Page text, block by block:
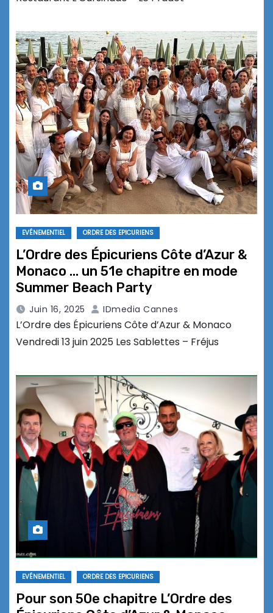
EVÉNEMENTIEL ORDRE DES EPICURIENS
L’Ordre des Épicuriens Côte d’Azur &
Monaco … un 51e chapitre en mode
Summer Beach Party
Juin 16, 2025 IDmedia Cannes
L’Ordre des Épicuriens Côte d’Azur & Monaco
Vendredi 13 juin 2025 Les Sablettes – Fréjus
EVÉNEMENTIEL ORDRE DES EPICURIENS
Pour son 50e chapitre L’Ordre des